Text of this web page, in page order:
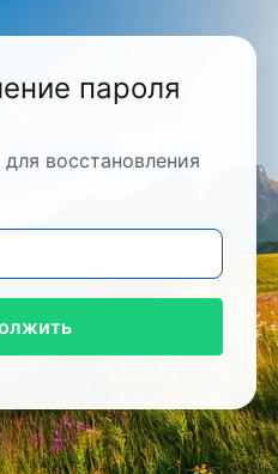
пароля
восстановления